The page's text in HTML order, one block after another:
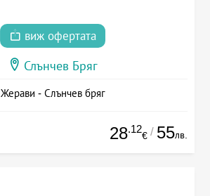
виж офертата
Слънчев Бряг
Жерави - Слънчев бряг
28.12
€ / 55лв.